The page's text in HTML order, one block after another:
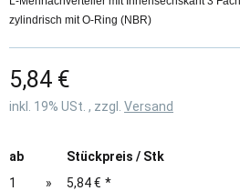
zylindrisch mit O-Ring (NBR)
5,84 €
inkl. 19% USt. , zzgl. Versand
ab
Stückpreis / Stk
1
» 5,84 € *